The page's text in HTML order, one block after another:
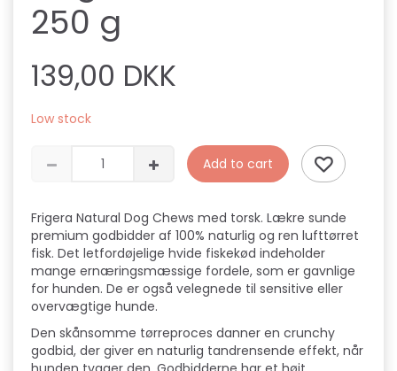
250 g
139,00 DKK
Low stock
Add to cart
Frigera Natural Dog Chews med torsk. Lækre sunde
premium godbidder af 100% naturlig og ren lufttørret
fisk. Det letfordøjelige hvide fiskekød indeholder
mange ernæringsmæssige fordele, som er gavnlige
for hunden. De er også velegnede til sensitive eller
overvægtige hunde.
Den skånsomme tørreproces danner en crunchy
godbid, der giver en naturlig tandrensende effekt, når